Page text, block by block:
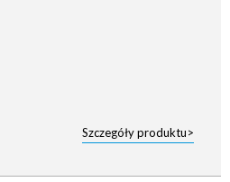
Szczegóły produktu>